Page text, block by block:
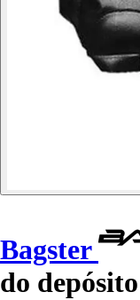
Bagster
do